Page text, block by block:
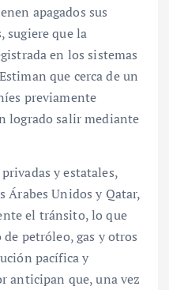
apagados sus
sugiere que la
en los sistemas
que cerca de un
previamente
logrado salir mediante
y estatales,
Árabes Unidos y Qatar,
el tránsito, lo que
petróleo, gas y otros
pacífica y
anticipan que, una vez